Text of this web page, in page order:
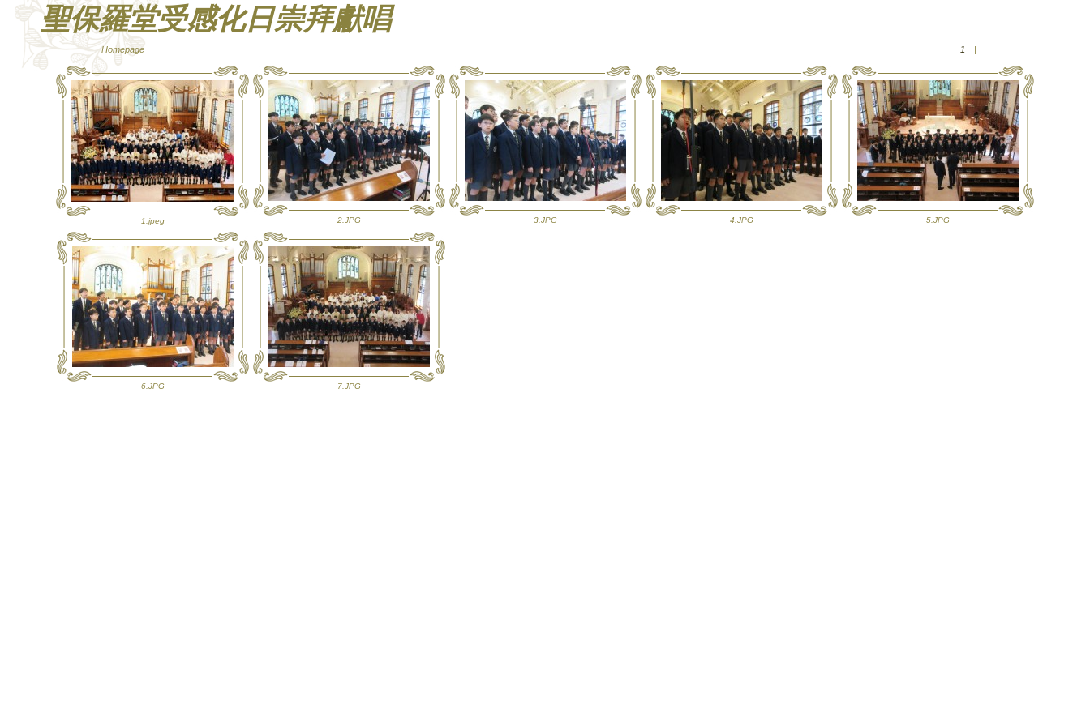
聖保羅堂受感化日崇拜獻唱
Homepage 1 |
1.jpeg 2.JPG 3.JPG 4.JPG 5.JPG
6.JPG 7.JPG